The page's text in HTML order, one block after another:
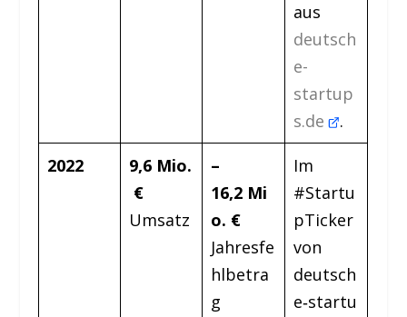
aus
deutsch
e-
startup
s.de .
2022
9,6 Mio.
€
Umsatz
–
16,2 Mi
o. €
Jahresfe
hlbetra
g
Im
#Startu
pTicker
von
deutsch
e‑startu